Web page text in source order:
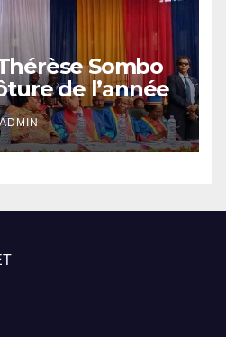
Sombo
de l’année
2026 à